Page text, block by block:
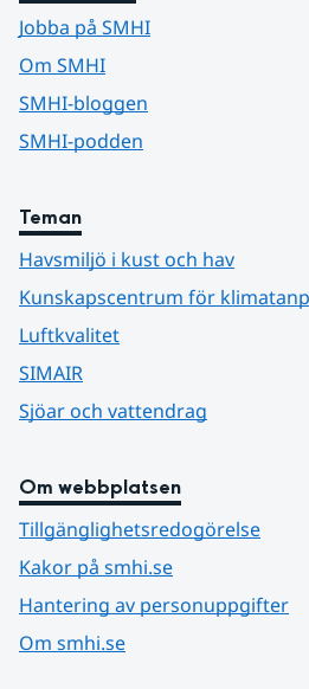
Jobba på SMHI
Om SMHI
SMHI-bloggen
SMHI-podden
Teman
Havsmiljö i kust och hav
Kunskapscentrum för
Luftkvalitet
SIMAIR
Sjöar och vattendrag
Om webbplatsen
Tillgänglighetsredogörelse
Kakor på smhi.se
Hantering av personuppgifter
Om smhi.se